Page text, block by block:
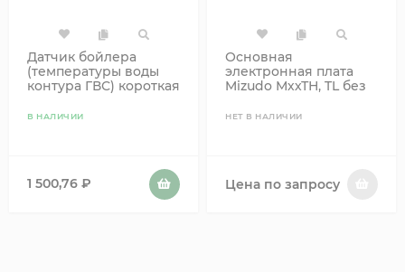
Датчик бойлера
(температуры воды
контура ГВС) короткая
Mizudo Moguchi
В НАЛИЧИИ
1 500,76 ₽
Основная
электронная плата
Mizudo МххТН, TL без
НЕТ В НАЛИЧИИ
Цена по запросу